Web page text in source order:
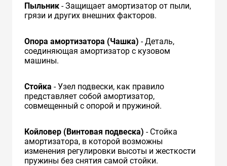
Пыльник - Защищает амортизатор от пыли,
грязи и других внешних факторов.
Опора амортизатора (Чашка) - Деталь,
соединяющая амортизатор с кузовом
машины.
Стойка - Узел подвески, как правило
представляет собой амортизатор,
совмещенный с опорой и пружиной.
Койловер (Винтовая подвеска) - Стойка
амортизатора, в которой возможны
изменения регулировки высоты и жесткости
пружины без снятия самой стойки.